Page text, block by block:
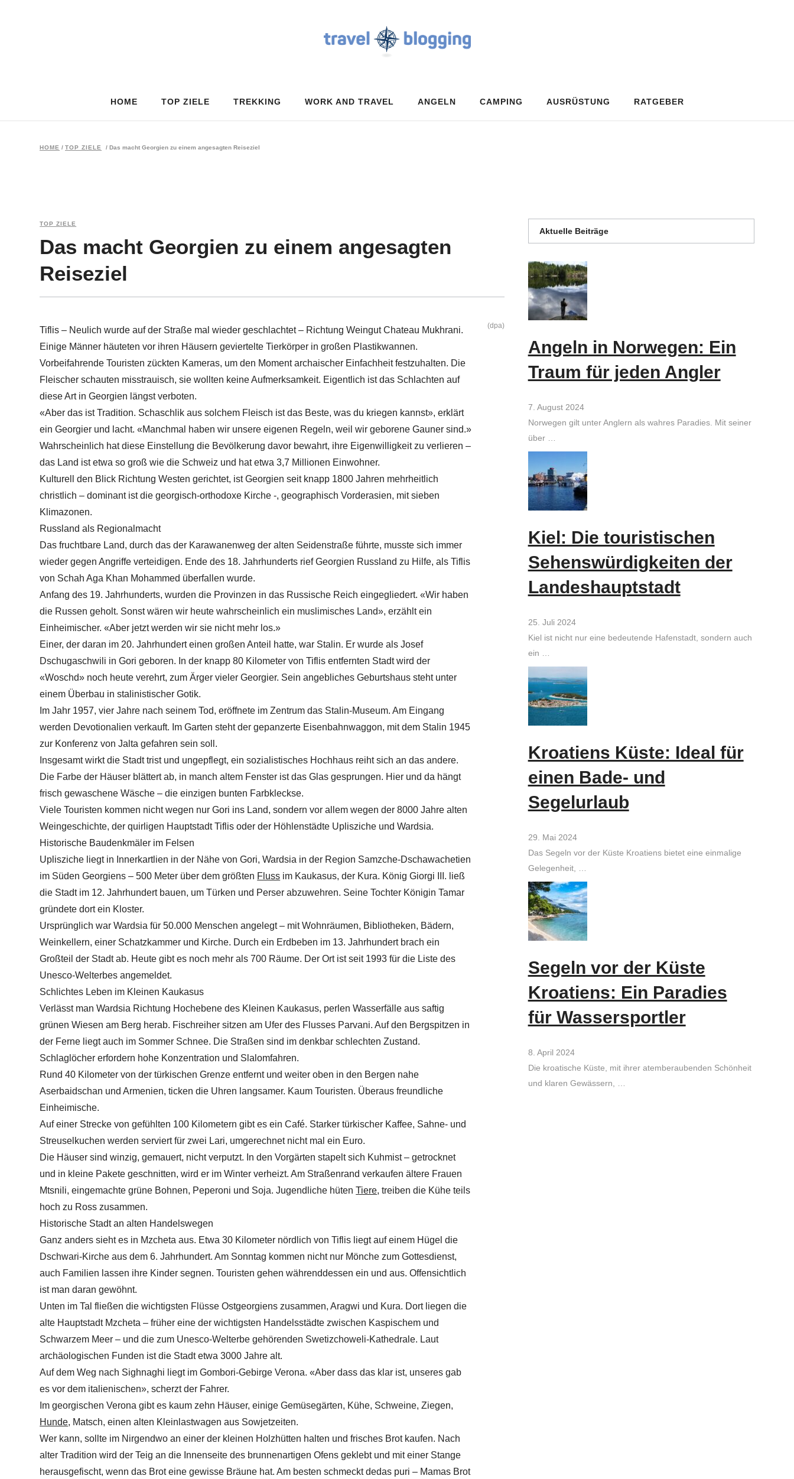
HOME TOP ZIELE TREKKING WORK AND TRAVEL ANGELN CAMPING AUSRÜSTUNG RATGEBER
HOME / TOP ZIELE / Das macht Georgien zu einem angesagten Reiseziel
TOP ZIELE
Das macht Georgien zu einem angesagten
Reiseziel
Tiflis – Neulich wurde auf der Straße mal wieder geschlachtet – Richtung Weingut Chateau Mukhrani.
Einige Männer häuteten vor ihren Häusern geviertelte Tierkörper in großen Plastikwannen.
Vorbeifahrende Touristen zückten Kameras, um den Moment archaischer Einfachheit festzuhalten. Die
Fleischer schauten misstrauisch, sie wollten keine Aufmerksamkeit. Eigentlich ist das Schlachten auf
diese Art in Georgien längst verboten.
«Aber das ist Tradition. Schaschlik aus solchem Fleisch ist das Beste, was du kriegen kannst», erklärt
ein Georgier und lacht. «Manchmal haben wir unsere eigenen Regeln, weil wir geborene Gauner sind.»
Wahrscheinlich hat diese Einstellung die Bevölkerung davor bewahrt, ihre Eigenwilligkeit zu verlieren –
das Land ist etwa so groß wie die Schweiz und hat etwa 3,7 Millionen Einwohner.
Kulturell den Blick Richtung Westen gerichtet, ist Georgien seit knapp 1800 Jahren mehrheitlich
christlich – dominant ist die georgisch-orthodoxe Kirche -, geographisch Vorderasien, mit sieben
Klimazonen.
Russland als Regionalmacht
Das fruchtbare Land, durch das der Karawanenweg der alten Seidenstraße führte, musste sich immer
wieder gegen Angriffe verteidigen. Ende des 18. Jahrhunderts rief Georgien Russland zu Hilfe, als Tiflis
von Schah Aga Khan Mohammed überfallen wurde.
Anfang des 19. Jahrhunderts, wurden die Provinzen in das Russische Reich eingegliedert. «Wir haben
die Russen geholt. Sonst wären wir heute wahrscheinlich ein muslimisches Land», erzählt ein
Einheimischer. «Aber jetzt werden wir sie nicht mehr los.»
Einer, der daran im 20. Jahrhundert einen großen Anteil hatte, war Stalin. Er wurde als Josef
Dschugaschwili in Gori geboren. In der knapp 80 Kilometer von Tiflis entfernten Stadt wird der
«Woschd» noch heute verehrt, zum Ärger vieler Georgier. Sein angebliches Geburtshaus steht unter
einem Überbau in stalinistischer Gotik.
Im Jahr 1957, vier Jahre nach seinem Tod, eröffnete im Zentrum das Stalin-Museum. Am Eingang
werden Devotionalien verkauft. Im Garten steht der gepanzerte Eisenbahnwaggon, mit dem Stalin 1945
zur Konferenz von Jalta gefahren sein soll.
Insgesamt wirkt die Stadt trist und ungepflegt, ein sozialistisches Hochhaus reiht sich an das andere.
Die Farbe der Häuser blättert ab, in manch altem Fenster ist das Glas gesprungen. Hier und da hängt
frisch gewaschene Wäsche – die einzigen bunten Farbkleckse.
Viele Touristen kommen nicht wegen nur Gori ins Land, sondern vor allem wegen der 8000 Jahre alten
Weingeschichte, der quirligen Hauptstadt Tiflis oder der Höhlenstädte Uplisziche und Wardsia.
Historische Baudenkmäler im Felsen
Uplisziche liegt in Innerkartlien in der Nähe von Gori, Wardsia in der Region Samzche-Dschawachetien
im Süden Georgiens – 500 Meter über dem größten Fluss im Kaukasus, der Kura. König Giorgi III. ließ
die Stadt im 12. Jahrhundert bauen, um Türken und Perser abzuwehren. Seine Tochter Königin Tamar
gründete dort ein Kloster.
Ursprünglich war Wardsia für 50.000 Menschen angelegt – mit Wohnräumen, Bibliotheken, Bädern,
Weinkellern, einer Schatzkammer und Kirche. Durch ein Erdbeben im 13. Jahrhundert brach ein
Großteil der Stadt ab. Heute gibt es noch mehr als 700 Räume. Der Ort ist seit 1993 für die Liste des
Unesco-Welterbes angemeldet.
Schlichtes Leben im Kleinen Kaukasus
Verlässt man Wardsia Richtung Hochebene des Kleinen Kaukasus, perlen Wasserfälle aus saftig
grünen Wiesen am Berg herab. Fischreiher sitzen am Ufer des Flusses Parvani. Auf den Bergspitzen in
der Ferne liegt auch im Sommer Schnee. Die Straßen sind im denkbar schlechten Zustand.
Schlaglöcher erfordern hohe Konzentration und Slalomfahren.
Rund 40 Kilometer von der türkischen Grenze entfernt und weiter oben in den Bergen nahe
Aserbaidschan und Armenien, ticken die Uhren langsamer. Kaum Touristen. Überaus freundliche
Einheimische.
Auf einer Strecke von gefühlten 100 Kilometern gibt es ein Café. Starker türkischer Kaffee, Sahne- und
Streuselkuchen werden serviert für zwei Lari, umgerechnet nicht mal ein Euro.
Die Häuser sind winzig, gemauert, nicht verputzt. In den Vorgärten stapelt sich Kuhmist – getrocknet
und in kleine Pakete geschnitten, wird er im Winter verheizt. Am Straßenrand verkaufen ältere Frauen
Mtsnili, eingemachte grüne Bohnen, Peperoni und Soja. Jugendliche hütenTiere, treiben die Kühe teils
hoch zu Ross zusammen.
Historische Stadt an alten Handelswegen
Ganz anders sieht es in Mzcheta aus. Etwa 30 Kilometer nördlich von Tiflis liegt auf einem Hügel die
Dschwari-Kirche aus dem 6. Jahrhundert. Am Sonntag kommen nicht nur Mönche zum Gottesdienst,
auch Familien lassen ihre Kinder segnen. Touristen gehen währenddessen ein und aus. Offensichtlich
ist man daran gewöhnt.
Unten im Tal fließen die wichtigsten Flüsse Ostgeorgiens zusammen, Aragwi und Kura. Dort liegen die
alte Hauptstadt Mzcheta – früher eine der wichtigsten Handelsstädte zwischen Kaspischem und
Schwarzem Meer – und die zum Unesco-Welterbe gehörenden Swetizchoweli-Kathedrale. Laut
archäologischen Funden ist die Stadt etwa 3000 Jahre alt.
Auf dem Weg nach Sighnaghi liegt im Gombori-Gebirge Verona. «Aber dass das klar ist, unseres gab
es vor dem italienischen», scherzt der Fahrer.
Im georgischen Verona gibt es kaum zehn Häuser, einige Gemüsegärten, Kühe, Schweine, Ziegen,
Hunde, Matsch, einen alten Kleinlastwagen aus Sowjetzeiten.
Wer kann, sollte im Nirgendwo an einer der kleinen Holzhütten halten und frisches Brot kaufen. Nach
alter Tradition wird der Teig an die Innenseite des brunnenartigen Ofens geklebt und mit einer Stange
herausgefischt, wenn das Brot eine gewisse Bräune hat. Am besten schmeckt dedas puri – Mamas Brot
(dpa)
Aktuelle Beiträge
Angeln in Norwegen: Ein
Traum für jeden Angler
7. August 2024
Norwegen gilt unter Anglern als wahres Paradies. Mit seiner
über …
Kiel: Die touristischen
Sehenswürdigkeiten der
Landeshauptstadt
25. Juli 2024
Kiel ist nicht nur eine bedeutende Hafenstadt, sondern auch
ein …
Kroatiens Küste: Ideal für
einen Bade- und
Segelurlaub
29. Mai 2024
Das Segeln vor der Küste Kroatiens bietet eine einmalige
Gelegenheit, …
Segeln vor der Küste
Kroatiens: Ein Paradies
für Wassersportler
8. April 2024
Die kroatische Küste, mit ihrer atemberaubenden Schönheit
und klaren Gewässern, …